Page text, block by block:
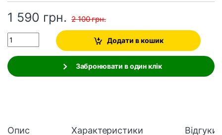
1 590 грн. 2 100грн.
Quantity
Додати в кошик
Забронювати в один клік
Опис Характеристики Відгуки